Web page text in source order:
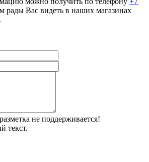
рады Вас видеть в наших магазинах
не поддерживается!
текст.